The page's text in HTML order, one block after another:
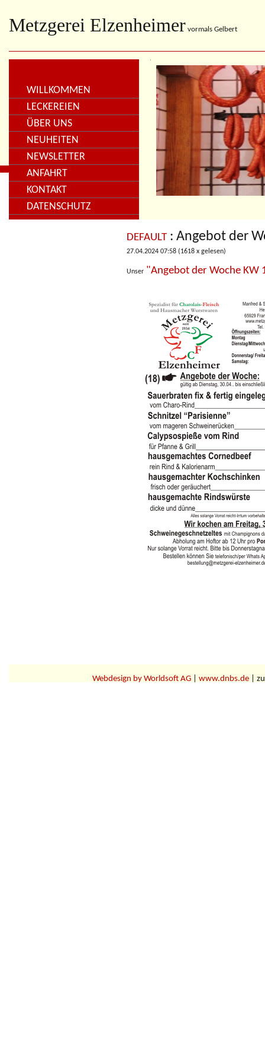
Metzgerei Elzenheimer vormals Gelbert
WILLKOMMEN
LECKEREIEN
ÜBER UNS
NEUHEITEN
NEWSLETTER
ANFAHRT
KONTAKT
DATENSCHUTZ
DEFAULT : Angebot der
27.04.2024 07:58 (1618 x gelesen)
Unser "Angebot der Woche KW
Webdesign by Worldsoft AG| www.dnbs.de|